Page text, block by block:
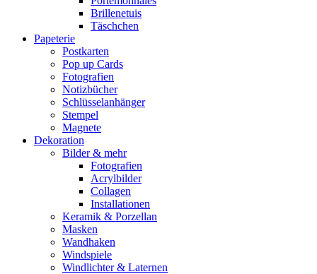
Brillenetuis
Täschchen
Papeterie
Postkarten
Pop up Cards
Fotografien
Notizbücher
Schlüsselanhänger
Stempel
Magnete
Dekoration
Bilder & mehr
Fotografien
Acrylbilder
Collagen
Installationen
Keramik & Porzellan
Masken
Wandhaken
Windspiele
Windlichter & Laternen